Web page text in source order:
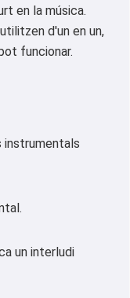
en la música.
d'un en un,
funcionar.
instrumentals
un interludi